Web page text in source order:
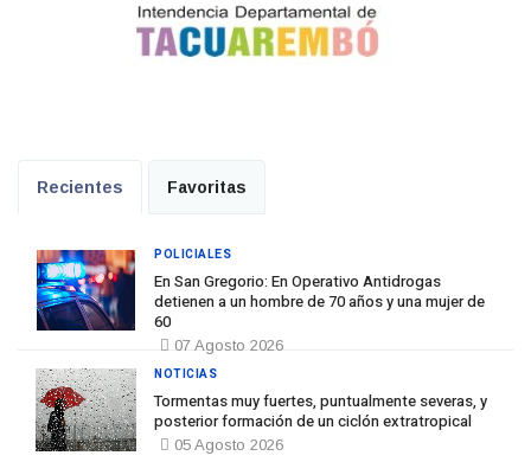
Recientes Favoritas
En San Gregorio: En Operativo Antidrogas
detienen a un hombre de 70 años y una mujer de
60
07 Agosto 2026
POLICIALES
Tormentas muy fuertes, puntualmente severas, y
posterior formación de un ciclón extratropical
05 Agosto 2026
NOTICIAS